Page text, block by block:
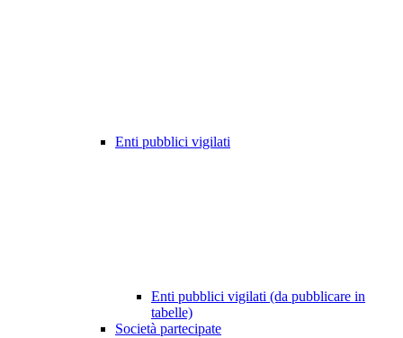
Enti pubblici vigilati
Enti pubblici vigilati (da pubblicare in
tabelle)
Società partecipate